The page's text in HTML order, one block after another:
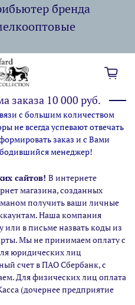
бренда
заказа 10 000 руб.
с большим количеством
не всегда успевают отвечать
заказ и с Вами
менеджер!
сайтов! В интернете
магазина,созданных
получить ваши личные
Наша компания
или в письме назвать коды из
Мы не принимаем оплату с
юридических лиц
счет в ПАО Сбербанк, с
Для физических лиц оплата
(дочернее предприятие